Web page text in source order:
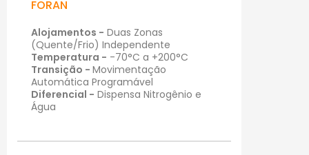
FORAN
Alojamentos - Duas Zonas
(Quente/Frio) Independente
Temperatura - -70°C a +200°C
Transição - Movimentação
Automática Programável
Diferencial - Dispensa Nitrogênio e
Água